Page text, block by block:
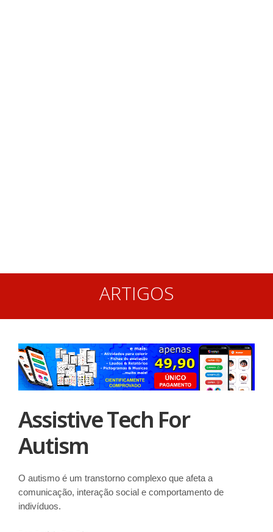
ARTIGOS
Assistive Tech For
Autism
O autismo é um transtorno complexo que afeta a
comunicação, interação social e comportamento de
indivíduos.